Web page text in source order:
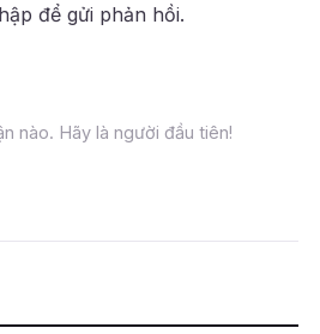
để gửi phản hồi.
nào. Hãy là người đầu tiên!